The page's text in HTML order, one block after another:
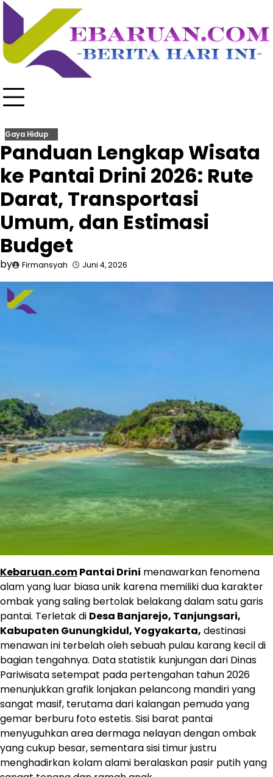
Skip
content
Gaya Hidup
Panduan Lengkap Wisata
ke Pantai Drini 2026: Rute
Darat, Transportasi
Umum, dan Estimasi
Budget
by Firmansyah Juni 4, 2026
Kebaruan.comPantai Drini menawarkan fenomena
alam yang luar biasa unik karena memiliki dua karakter
ombak yang saling bertolak belakang dalam satu garis
pantai. Terletak di Desa Banjarejo, Tanjungsari,
Kabupaten Gunungkidul, Yogyakarta, destinasi
menawan ini terbelah oleh sebuah pulau karang kecil di
bagian tengahnya. Data statistik kunjungan dari Dinas
Pariwisata setempat pada pertengahan tahun 2026
menunjukkan grafik lonjakan pelancong mandiri yang
sangat masif, terutama dari kalangan pemuda yang
gemar berburu foto estetis. Sisi barat pantai
menyuguhkan area dermaga nelayan dengan ombak
yang cukup besar, sementara sisi timur justru
menghadirkan kolam alami beralaskan pasir putih yang